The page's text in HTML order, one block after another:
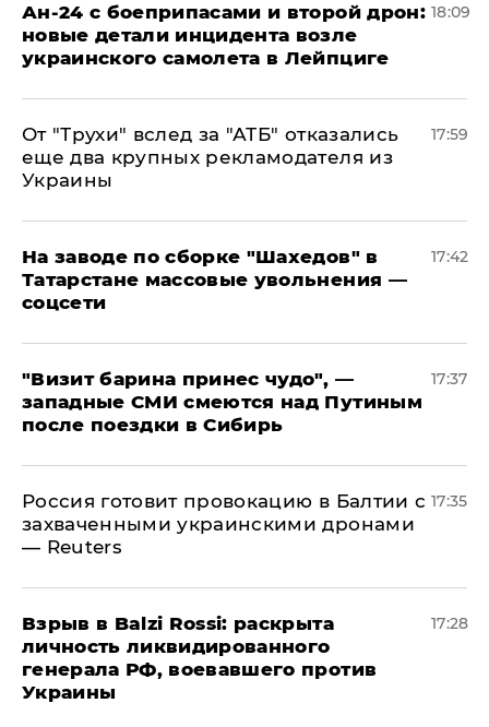
Ан-24 с боеприпасами и второй дрон:
новые детали инцидента возле
украинского самолета в Лейпциге
18:09
От "Трухи" вслед за "АТБ" отказались
еще два крупных рекламодателя из
Украины
17:59
На заводе по сборке "Шахедов" в
Татарстане массовые увольнения —
соцсети
17:42
"Визит барина принес чудо", —
западные СМИ смеются над Путиным
после поездки в Сибирь
17:37
​Россия готовит провокацию в Балтии с
захваченными украинскими дронами
— Reuters
17:35
​Взрыв в Balzi Rossi: раскрыта
личность ликвидированного
генерала РФ, воевавшего против
Украины
17:28